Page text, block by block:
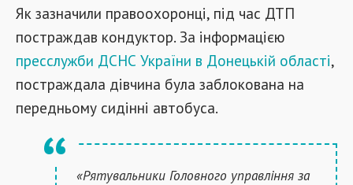
Як зазначили правоохоронці, під час ДТП
постраждав кондуктор. За інформацією
пресслужби ДСНС України в Донецькій області,
постраждала дівчина була заблокована на
передньому сидінні автобуса.
«Рятувальники Головного управління за